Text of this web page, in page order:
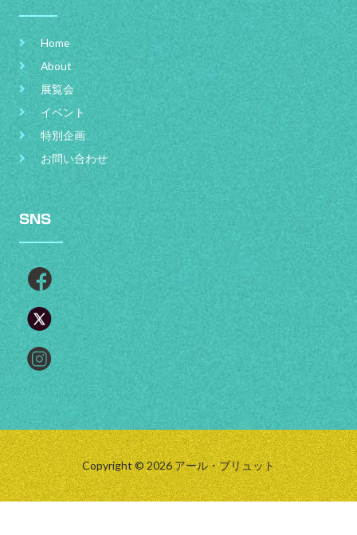
Home
About
展覧会
イベント
特別企画
お問い合わせ
SNS
Copyright © 2026 アール・ブリュット